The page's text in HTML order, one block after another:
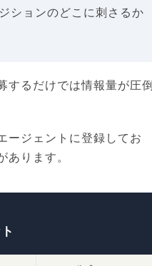
ションのどこに刺さるか
するだけでは情報量が圧倒
ージェントに登録してお
あります。